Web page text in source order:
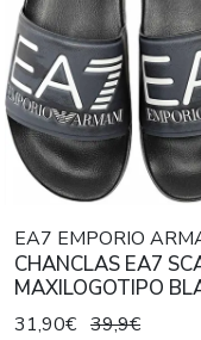
EA7 EMPORIO
CHANCLAS EA7
MAXILOGOTIPO
CAMO
31,90€ 39,9€